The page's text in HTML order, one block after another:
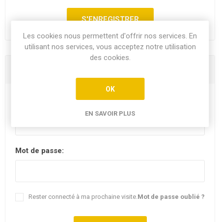
Mot de passe:
Mot de passe oublié ?
Rester connecté à ma prochaine visite.
Les cookies nous permettent d'offrir nos services. En
utilisant nos services, vous acceptez notre utilisation
des cookies.
OK
EN SAVOIR PLUS